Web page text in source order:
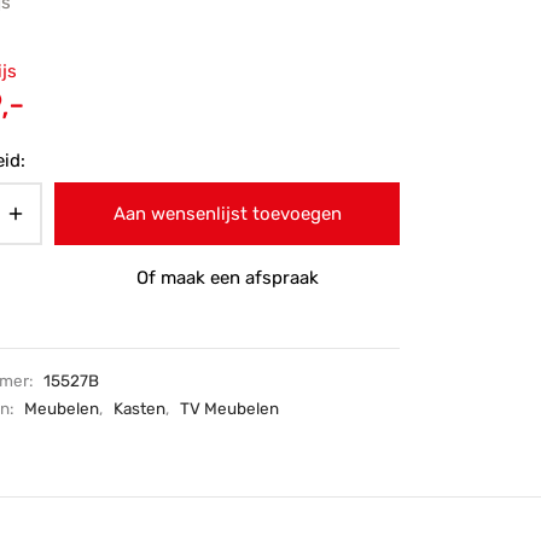
Aan wensenlijst toevoegen
Of maak een afspraak
15527B
Meubelen, Kasten, TV Meubelen